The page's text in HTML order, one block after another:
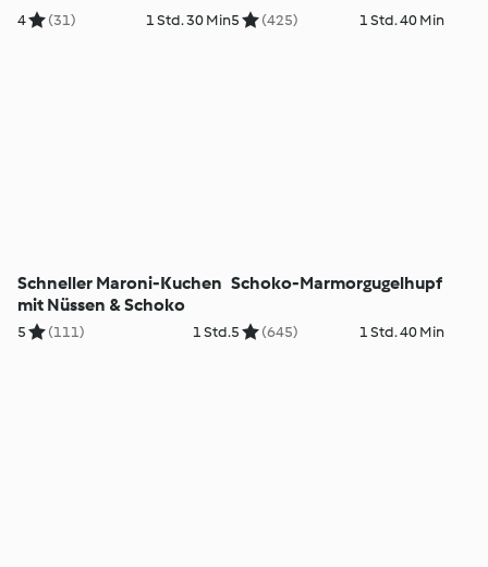
4 (31) 1 Std. 30 Min5 (425) 1 Std. 40 Min
Schneller Maroni-Kuchen
mit Nüssen & Schoko
5 (111) 1 Std.
Schoko-Marmorgugelhupf
5 (645) 1 Std. 40 Min